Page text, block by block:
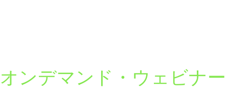
オンデマンド・ウェビナー